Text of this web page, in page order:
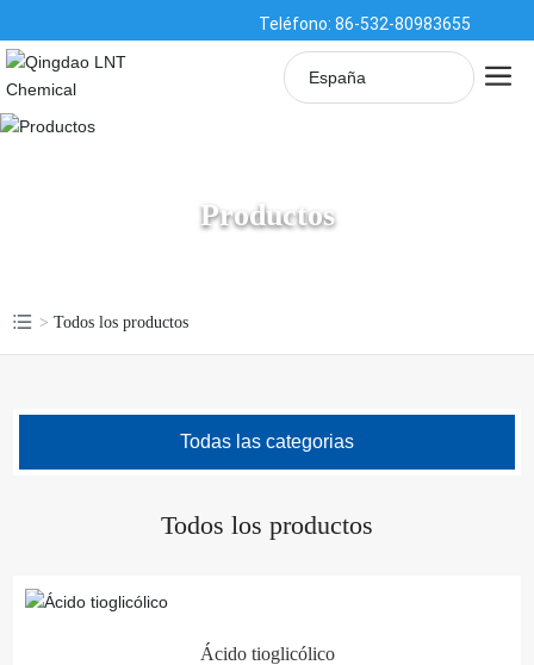
Teléfono: 86-532-80983655
España
España
Productos
Todos los productos
Todas las categorias
Todos los productos
Ácido tioglicólico